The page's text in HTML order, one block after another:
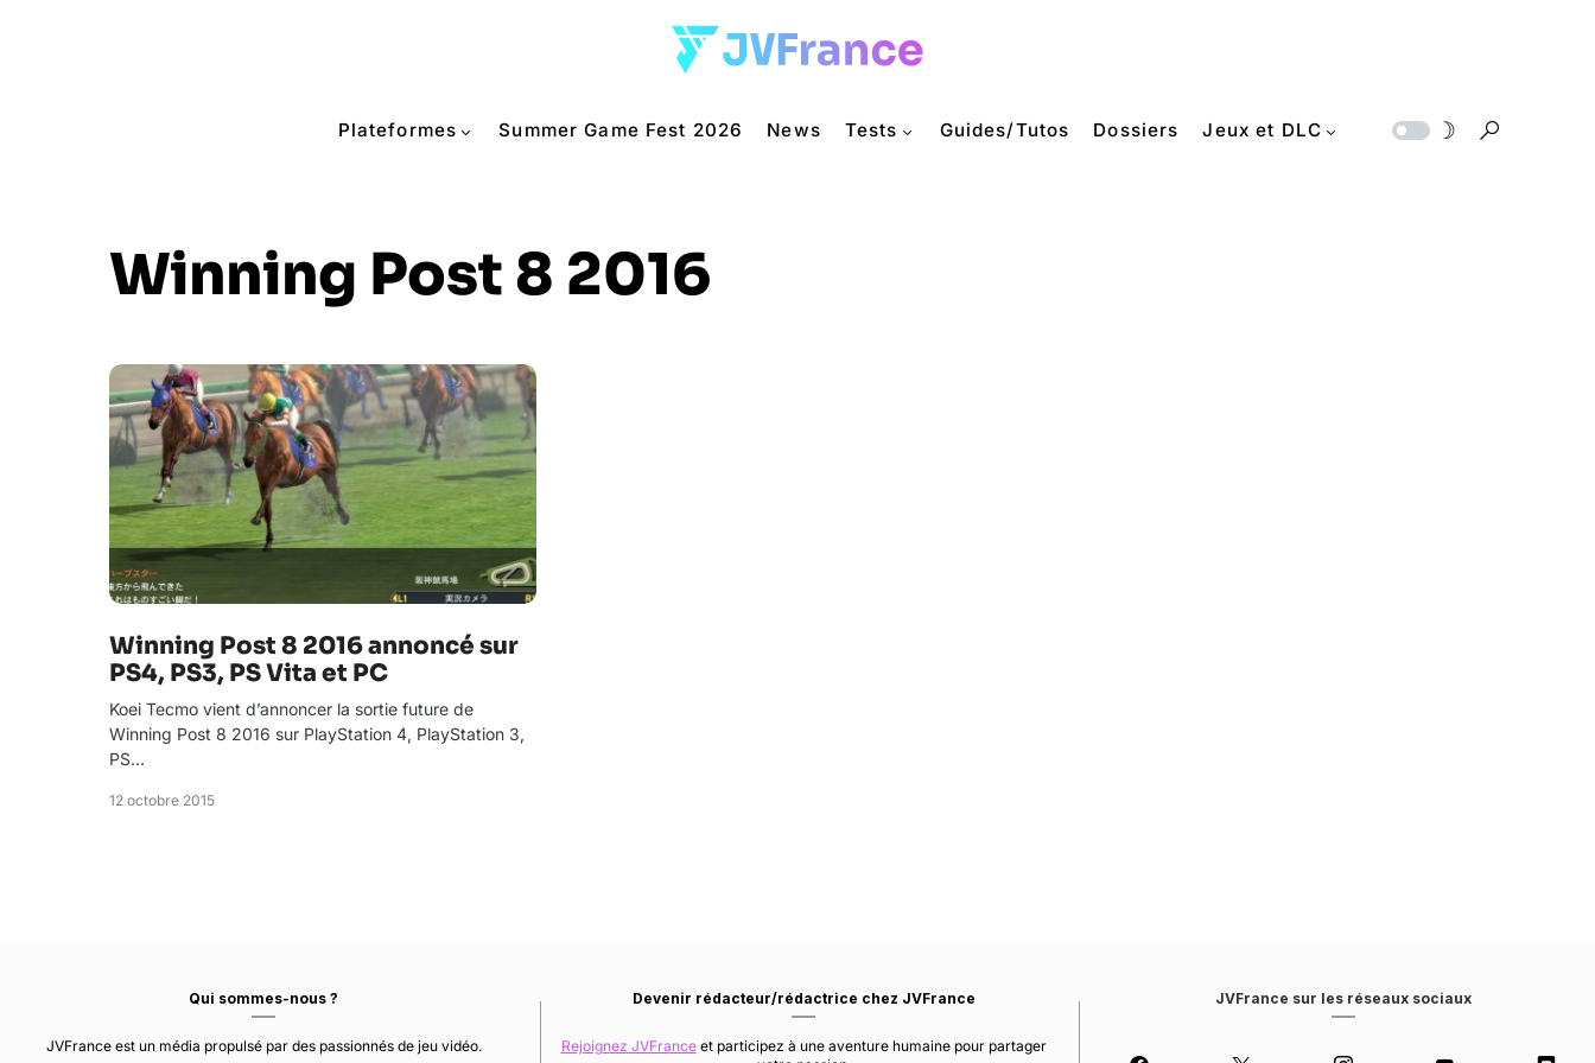
Plateformes Summer Game Fest 2026 News Tests Guides/Tutos Dossiers Jeux et DLC
Winning Post 8 2016
Winning Post 8 2016 annoncé sur
PS4, PS3, PS Vita et PC
Koei Tecmo vient d’annoncer la sortie future de
Winning Post 8 2016 sur PlayStation 4, PlayStation 3,
PS…
12 octobre 2015
Qui sommes-nous ?
JVFrance est un média propulsé par des passionnés de jeu vidéo.
Devenir rédacteur/rédactrice chez JVFrance
Rejoignez JVFranceet participez à une aventure humaine pour partager
JVFrance sur les réseaux sociaux